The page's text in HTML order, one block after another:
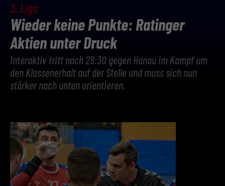
3. Liga
Wieder keine Punkte: Ratinger
Aktien unter Druck
Interaktiv tritt nach 28:30 gegen Hanau im Kampf um
den Klassenerhalt auf der Stelle und muss sich nun
stärker nach unten orientieren.